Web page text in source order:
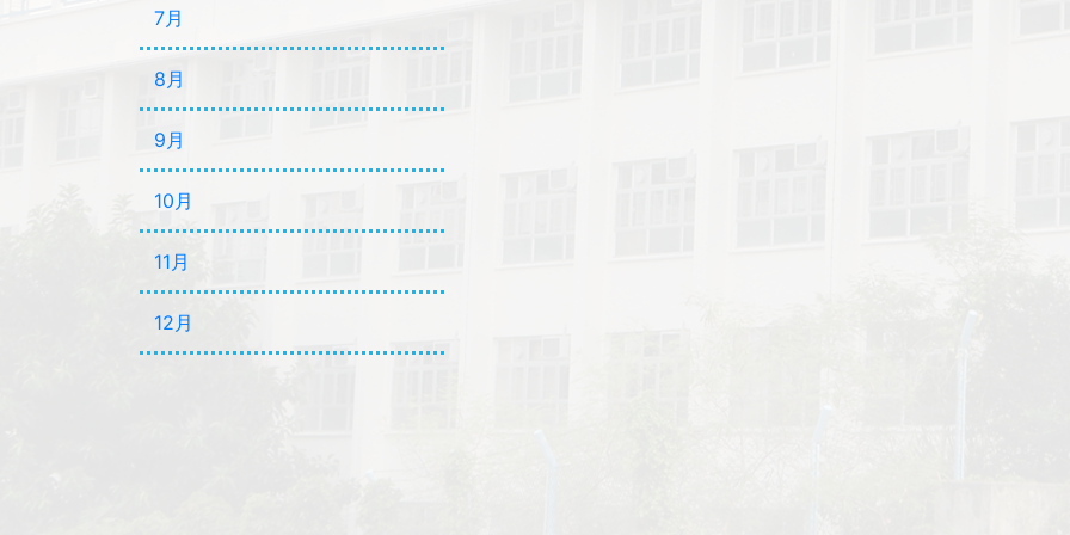
7月
8月
9月
10月
11月
12月